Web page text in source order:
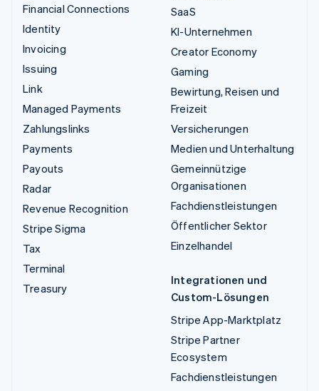
Financial Connections
Identity
Invoicing
Issuing
Link
Managed Payments
Zahlungslinks
Payments
Payouts
Radar
Revenue Recognition
Stripe Sigma
Tax
Terminal
Treasury
SaaS
KI-Unternehmen
Creator Economy
Gaming
Bewirtung, Reisen und
Freizeit
Versicherungen
Medien und Unterhaltung
Gemeinnützige
Organisationen
Fachdienstleistungen
Öffentlicher Sektor
Einzelhandel
Integrationen und
Custom-Lösungen
Stripe App-Marktplatz
Stripe Partner
Ecosystem
Fachdienstleistungen